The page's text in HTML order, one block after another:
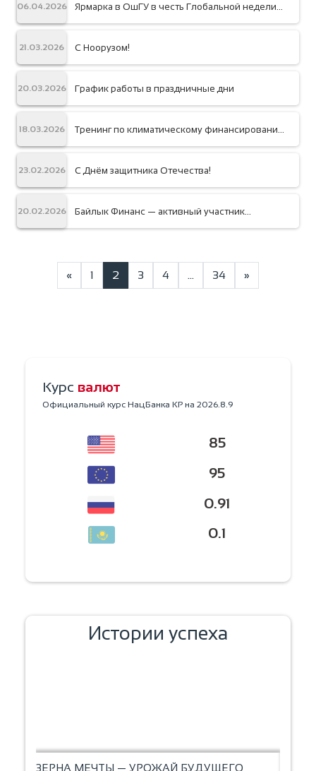
06.04.2026
Ярмарка в ОшГУ в честь Глобальной недели
21.03.2026 С Ноорузом!
20.03.2026 График работы в праздничные дни
18.03.2026
Тренинг по климатическому финансированию
23.02.2026 С Днём защитника Отечества!
20.02.2026
Байлык Финанс — активный участник
Кыргызстане.
« 1 2 3 4 … 34 »
Курс валют
Официальный курс НацБанка КР на 2026.8.9
85
95
0.91
0.1
Истории успеха
ЗЕРНА МЕЧТЫ — УРОЖАЙ БУДУЩЕГО